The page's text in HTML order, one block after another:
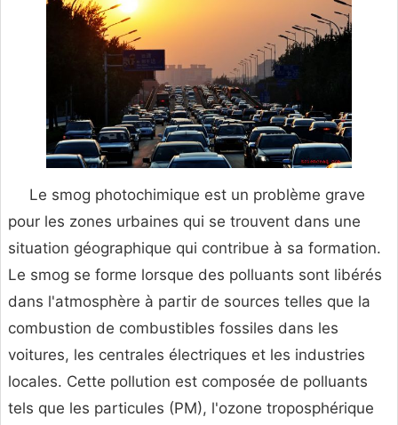
Le smog photochimique est un problème grave
pour les zones urbaines qui se trouvent dans une
situation géographique qui contribue à sa formation.
Le smog se forme lorsque des polluants sont libérés
dans l'atmosphère à partir de sources telles que la
combustion de combustibles fossiles dans les
voitures, les centrales électriques et les industries
locales. Cette pollution est composée de polluants
tels que les particules (PM), l'ozone troposphérique